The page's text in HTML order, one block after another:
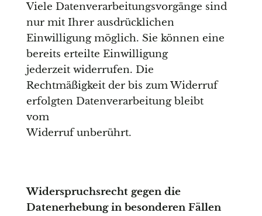
Viele Datenverarbeitungsvorgänge sind
nur mit Ihrer ausdrücklichen
Einwilligung möglich. Sie können eine
bereits erteilte Einwilligung
jederzeit widerrufen. Die
Rechtmäßigkeit der bis zum Widerruf
erfolgten Datenverarbeitung bleibt
vom
Widerruf unberührt.
Widerspruchsrecht gegen die
Datenerhebung in besonderen Fällen